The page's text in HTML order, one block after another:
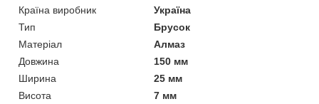
Країна виробник
Україна
Тип
Брусок
Матеріал
Алмаз
Довжина
150 мм
Ширина
25 мм
Висота
7 мм